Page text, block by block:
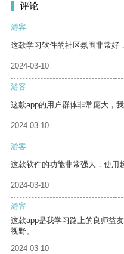
评论
游客
这款学习软件的社区氛围非常好
2024-03-10
游客
这款app的用户群体非常庞大，
2024-03-10
游客
这款软件的功能非常强大，使用
2024-03-10
游客
这款app是我学习路上的良师益
视野。
2024-03-10